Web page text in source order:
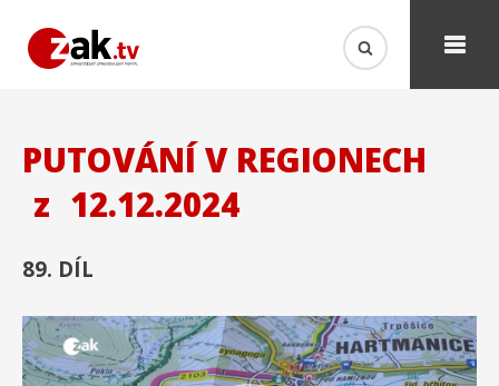
PUTOVÁNÍ V REGIONECH
z 12.12.2024
89. DÍL